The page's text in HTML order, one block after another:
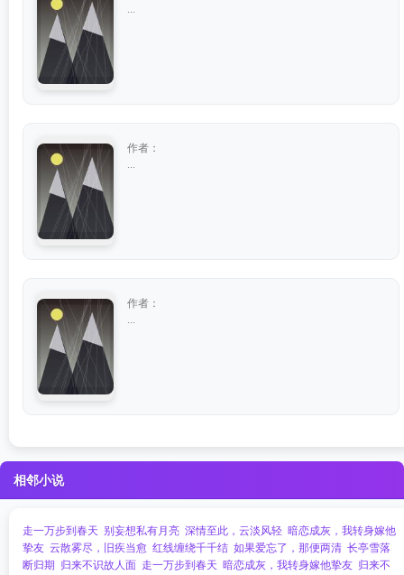
作者：
作者：
相邻小说
走一万步到春天 别妄想私有月亮 深情至此，云淡风轻 暗恋成灰，我转身嫁他
挚友 云散雾尽，旧疾当愈 红线缠绕千千结 如果爱忘了，那便两清 长亭雪落
断归期 归来不识故人面 走一万步到春天 暗恋成灰，我转身嫁他挚友 归来不